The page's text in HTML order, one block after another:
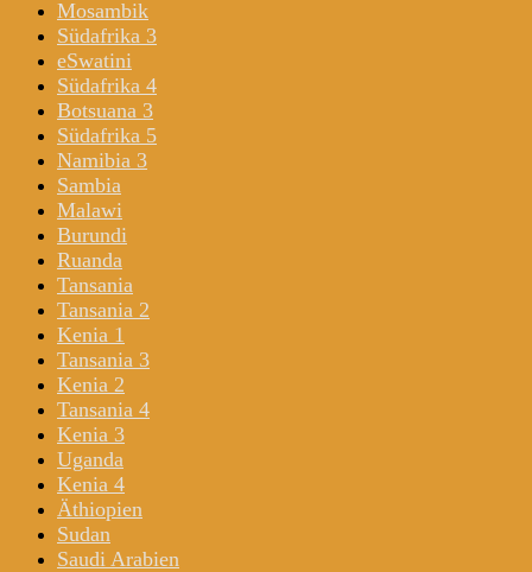
Mosambik
Südafrika 3
eSwatini
Südafrika 4
Botsuana 3
Südafrika 5
Namibia 3
Sambia
Malawi
Burundi
Ruanda
Tansania
Tansania 2
Kenia 1
Tansania 3
Kenia 2
Tansania 4
Kenia 3
Uganda
Kenia 4
Äthiopien
Sudan
Saudi Arabien